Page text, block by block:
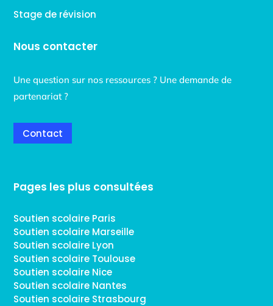
Stage de révision
Nous contacter
Une question sur nos ressources ? Une demande de
partenariat ?
Contact
Pages les plus consultées
Soutien scolaire Paris
Soutien scolaire Marseille
Soutien scolaire Lyon
Soutien scolaire Toulouse
Soutien scolaire Nice
Soutien scolaire Nantes
Soutien scolaire Strasbourg